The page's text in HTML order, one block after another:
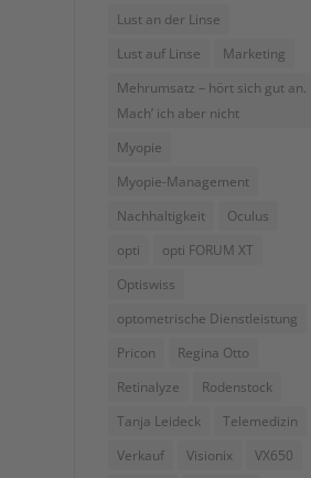
Lust an der Linse
Lust auf Linse
Marketing
Mehrumsatz – hört sich gut an.
Mach’ ich aber nicht
Myopie
Myopie-Management
Nachhaltigkeit
Oculus
opti
opti FORUM XT
Optiswiss
optometrische Dienstleistung
Pricon
Regina Otto
Retinalyze
Rodenstock
Tanja Leideck
Telemedizin
Verkauf
Visionix
VX650